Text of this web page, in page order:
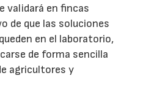
validará en fincas
de que las soluciones
en el laboratorio,
de forma sencilla
agricultores y